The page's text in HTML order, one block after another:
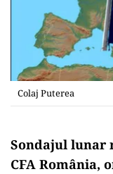
Colaj Puterea
Sondajul lunar
CFA România,